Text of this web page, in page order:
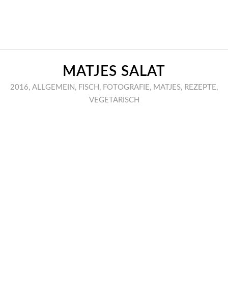
MATJES SALAT
2016, ALLGEMEIN , FISCH , FOTOGRAFIE, MATJES, REZEPTE,
VEGETARISCH